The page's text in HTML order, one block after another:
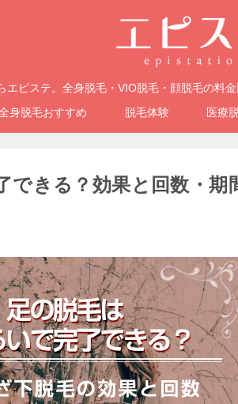
エピステ。全身脱毛・VIO脱毛・顔脱毛の料
身脱毛おすすめ 脱毛体験 医療
できる？効果と回数・期